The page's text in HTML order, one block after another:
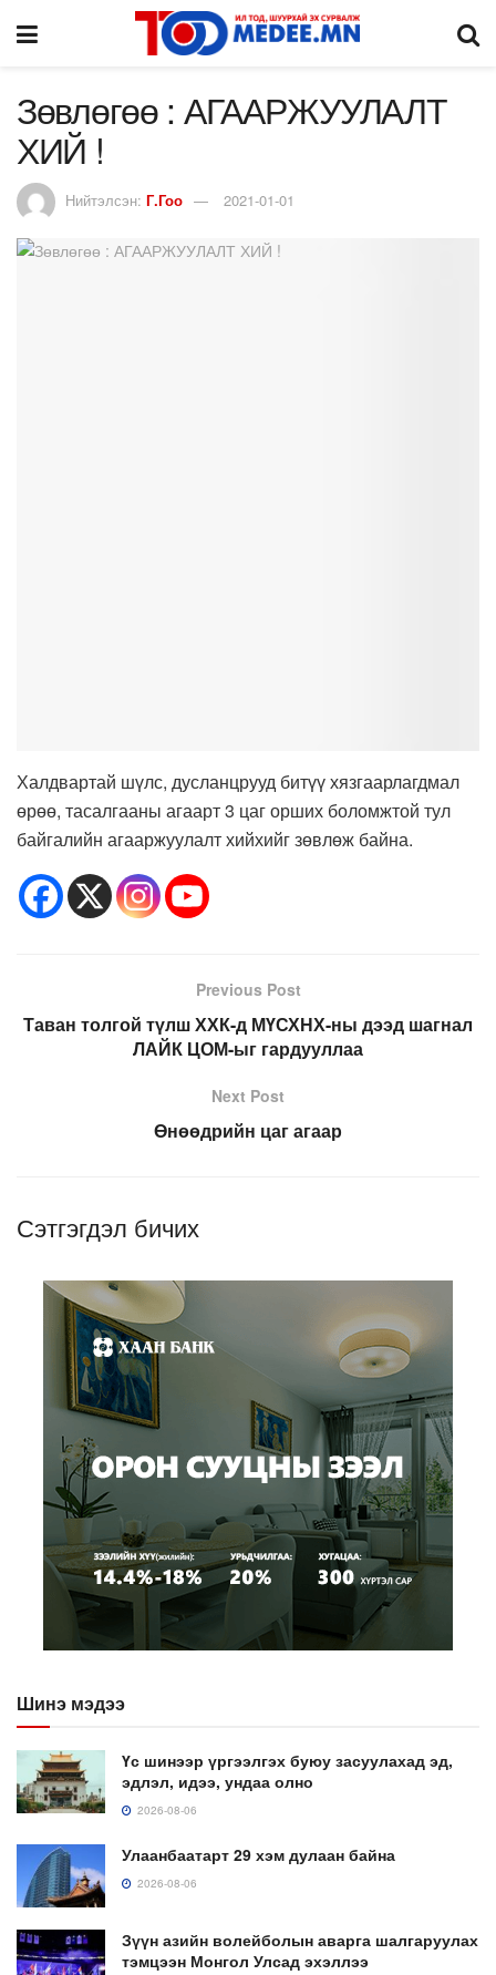
Зөвлөгөө : АГААРЖУУЛАЛТ
ХИЙ !
Нийтэлсэн: Г.Гоо 2021-01-01
Халдвартай шүлс, дусланцрууд битүү хязгаарлагдмал
өрөө, тасалгааны агаарт 3 цаг орших боломжтой тул
байгалийн агааржуулалт хийхийг зөвлөж байна.
Previous Post
Таван толгой түлш ХХК-д МҮСХНХ-ны дээд шагнал
ЛАЙК ЦОМ-ыг гардууллаа
Next Post
Өнөөдрийн цаг агаар
Сэтгэгдэл бичих
Шинэ мэдээ
Үс шинээр үргээлгэх буюу засуулахад эд,
эдлэл, идээ, ундаа олно
2026-08-06
Улаанбаатарт 29 хэм дулаан байна
2026-08-06
Зүүн азийн волейболын аварга шалгаруулах
тэмцээн Монгол Улсад эхэллээ